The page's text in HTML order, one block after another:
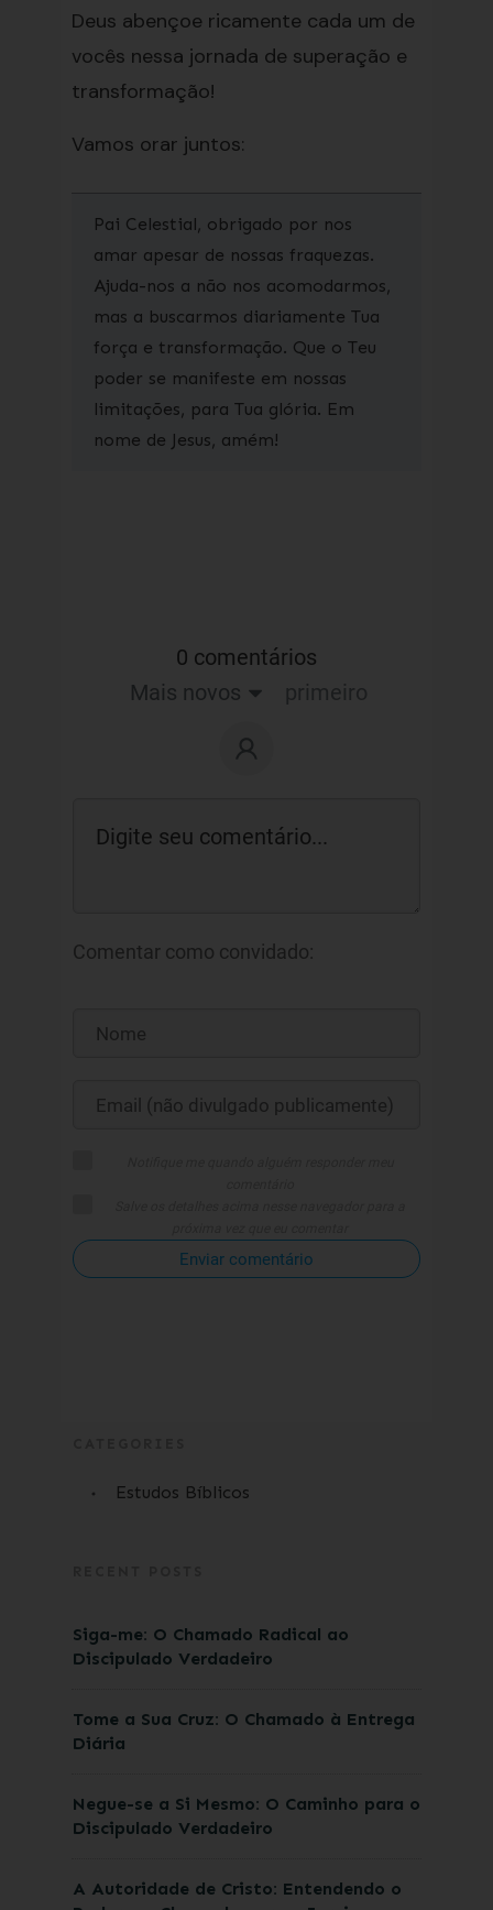
Deus abençoe ricamente cada um de
vocês nessa jornada de superação e
transformação!
Vamos orar juntos:
Pai Celestial, obrigado por nos
amar apesar de nossas fraquezas.
Ajuda-nos a não nos acomodarmos,
mas a buscarmos diariamente Tua
força e transformação. Que o Teu
poder se manifeste em nossas
limitações, para Tua glória. Em
nome de Jesus, amém!
0 comentários
Mais novos
primeiro
Comentar como convidado:
Enviar comentário
Estudos Bíblicos
Siga-me: O Chamado Radical ao
Discipulado Verdadeiro
Tome a Sua Cruz: O Chamado à Entrega
Diária
Negue-se a Si Mesmo: O Caminho para o
Discipulado Verdadeiro
A Autoridade de Cristo: Entendendo o